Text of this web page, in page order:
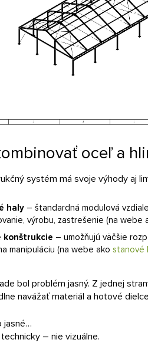
oceľ a
systém má svoje výhody aj
haly – štandardná modulová
výrobu, zastrešenie (na webe
konštrukcie – umožňujú väčšie
manipuláciu (na webe ako stanové
bol problém jasný. Z jednej
navážať materiál a hotové
jasné…
– nie vizuálne.